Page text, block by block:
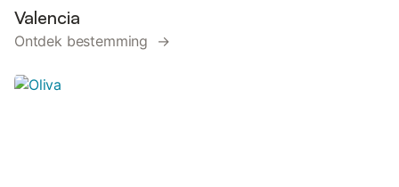
Valencia
Ontdek bestemming →